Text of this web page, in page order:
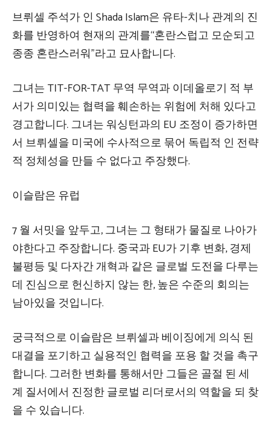
브뤼셀 주석가 인 Shada Islam은 유타-치나 관계의 진
화를 반영하여 현재의 관계를“혼란스럽고 모순되고
종종 혼란스러워”라고 묘사합니다.
그녀는 TIT-FOR-TAT 무역 무역과 이데올로기 적 부
서가 의미있는 협력을 훼손하는 위험에 처해 있다고
경고합니다. 그녀는 워싱턴과의 EU 조정이 증가하면
서 브뤼셀을 미국에 수사적으로 묶어 독립적 인 전략
적 정체성을 만들 수 없다고 주장했다.
이슬람은 유럽
7 월 서밋을 앞두고, 그녀는 그 형태가 물질로 나아가
야한다고 주장합니다. 중국과 EU가 기후 변화, 경제
불평등 및 다자간 개혁과 같은 글로벌 도전을 다루는
데 진심으로 헌신하지 않는 한, 높은 수준의 회의는
남아있을 것입니다.
궁극적으로 이슬람은 브뤼셀과 베이징에게 의식 된
대결을 포기하고 실용적인 협력을 포용 할 것을 촉구
합니다. 그러한 변화를 통해서만 그들은 골절 된 세
계 질서에서 진정한 글로벌 리더로서의 역할을 되 찾
을 수 있습니다.